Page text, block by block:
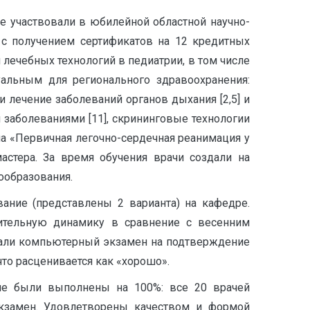
в юбилейной областной научно-
получением сертификатов на 12 кредитных
технологий в педиатрии, в том числе
для регионального здравоохранения:
лечение заболеваний органов дыхания [2,5] и
[11], скрининговые технологии
«Первичная легочно-сердечная реанимация у
За время обучения врачи создали на
(представлены 2 варианта) на кафедре.
динамику в сравнение с весенним
компьютерный экзамен на подтверждение
расценивается как «хорошо».
были выполнены на 100%: все 20 врачей
Удовлетворены качеством и формой